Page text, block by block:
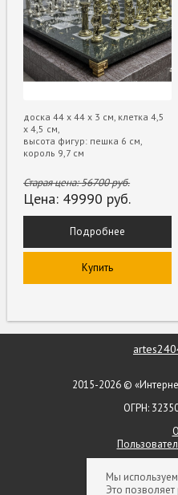
доска 44 х 44 х 3 см, клетка 4,5
х 4,5 см,
высота фигур: пешка 6 см,
король 9,7 см
Старая цена:56700руб.
Цена: 49990 руб.
Подробнее
Купить
2015-2026 ©
ОГРН:
+ 7 (903)
Мы
Это позволяет